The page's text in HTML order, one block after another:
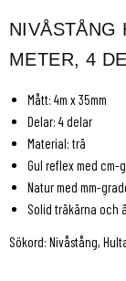
NIVÅSTÅNG
METER, 4
Mått: 4m x 35mm
Delar: 4 delar
Material: trä
Gul reflex med cm-
Natur med mm-
Solid träkärna och
Sökord: Nivåstång,